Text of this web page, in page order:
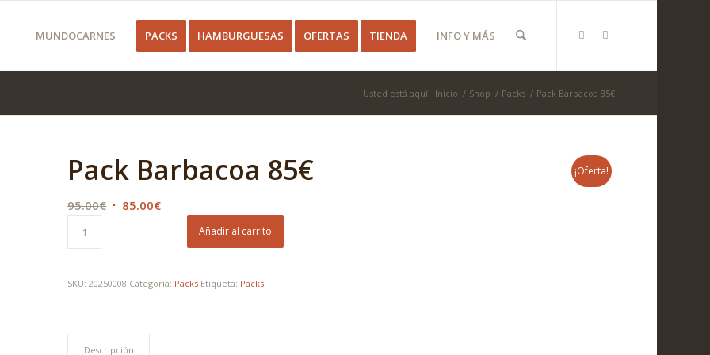
MUNDOCARNES PACKS HAMBURGUESAS OFERTAS TIENDA INFO Y MÁS
Usted está aquí: Inicio / Shop / Packs / Pack Barbacoa 85€
¡Oferta!
Pack Barbacoa 85€
95.00€ El
95.00€.
85.00€El
actual
85.00€.
Añadir al carrito
SKU:20250008 Categoría: Packs Etiqueta: Packs
Descripción